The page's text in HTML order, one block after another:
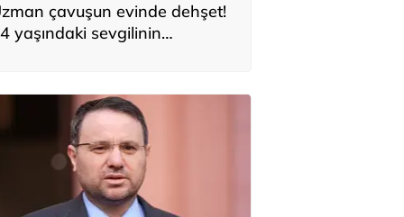
çavuşun evinde dehşet!
yaşındaki sevgilinin